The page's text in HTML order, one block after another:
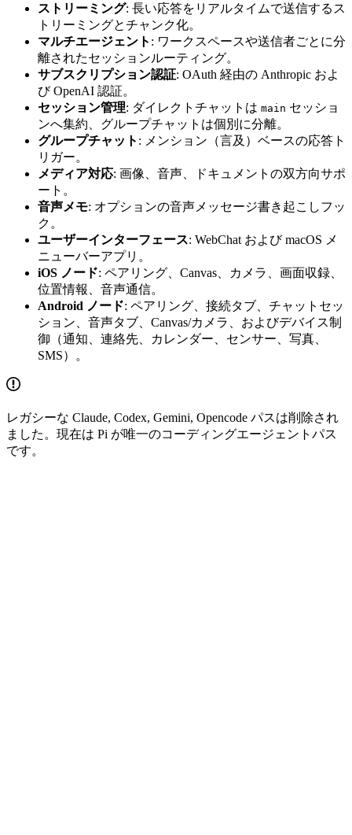
ストリーミング: 長い応答をリアルタイムで送信するス
トリーミングとチャンク化。
マルチエージェント : ワークスペースや送信者ごとに分
離されたセッションルーティング。
サブスクリプション認証: OAuth 経由の Anthropic およ
び OpenAI 認証。
セッション管理: ダイレクトチャットは main セッショ
ンへ集約、グループチャットは個別に分離。
グループチャット : メンション（言及）ベースの応答ト
リガー。
メディア対応: 画像、音声、ドキュメントの双方向サポ
ート。
音声メモ: オプションの音声メッセージ書き起こしフッ
ク。
ユーザーインターフェース: WebChat および macOS メ
ニューバーアプリ。
iOS ノード: ペアリング、Canvas、カメラ、画面収録、
位置情報、音声通信。
Android ノード: ペアリング、接続タブ、チャットセッ
ション、音声タブ、Canvas/カメラ、およびデバイス制
御（通知、連絡先、カレンダー、センサー、写真、
SMS）。
レガシーな Claude, Codex, Gemini, Opencode パスは削除され
ました。現在は Pi が唯一のコーディングエージェントパス
です。